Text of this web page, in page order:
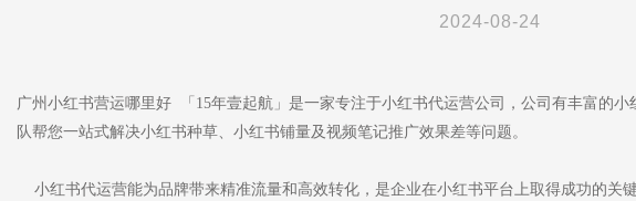
2024-08-24
广州小红书营运哪里好 「15年壹起航」是一家专注于小红书代运营公司，公司有丰富的
队帮您一站式解决小红书种草、小红书铺量及视频笔记推广效果差等问题。
小红书代运营能为品牌带来精准流量和高效转化，是企业在小红书平台上取得成功的关键